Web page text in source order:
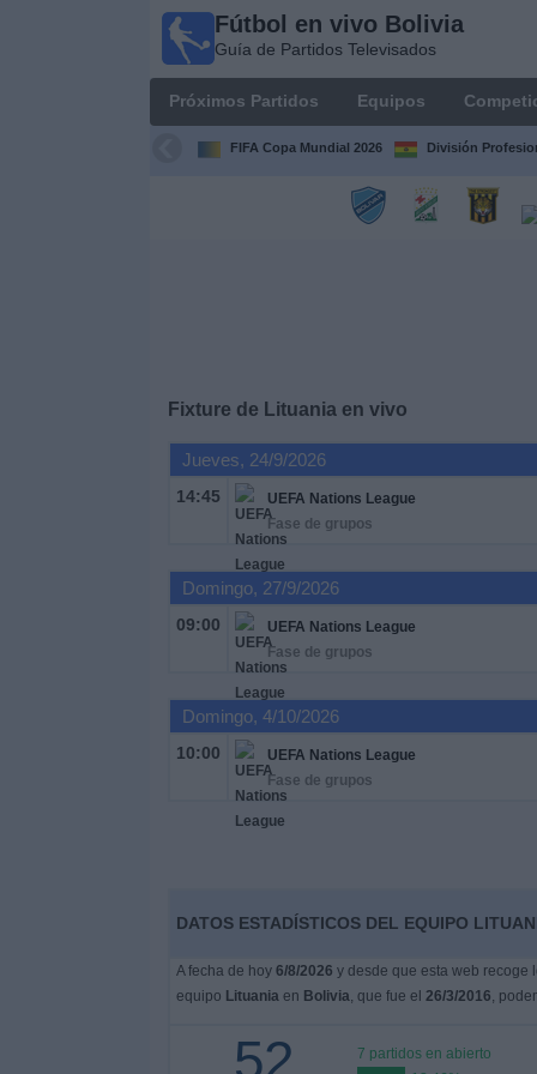
Fútbol en vivo Bolivia
Guía de Partidos Televisados
Próximos Partidos Equipos
FIFA Copa Mundial 2026 División
Fixture de Lituaniaen vivo
Jueves, 24/9/2026
14:45
UEFA Nations League
Fase de grupos
Domingo, 27/9/2026
09:00
UEFA Nations League
Fase de grupos
Domingo, 4/10/2026
10:00
UEFA Nations League
Fase de grupos
DATOS ESTADÍSTICOS DEL EQUIPO
A fecha de hoy 6/8/2026 y desde que esta web recoge
equipo Lituaniaen Bolivia, que fue el 26/3/2016,
52
7 partidos en abierto